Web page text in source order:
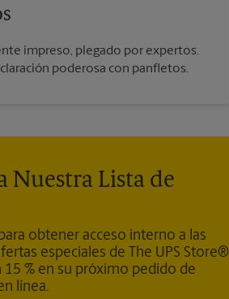
impreso, plegado por expertos.
poderosa con panfletos.
Nuestra Lista de
obtener acceso interno a las
especiales de The UPS Store®
15 % en su próximo pedido de
línea.